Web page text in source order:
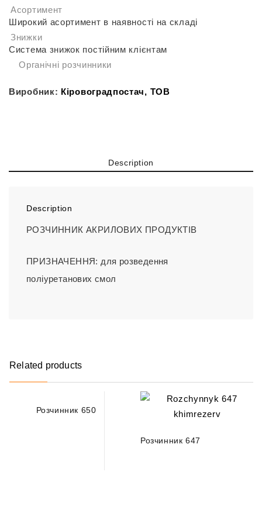
Асортимент
Широкий асортимент в наявності на складі
Знижки
Система знижок постійним клієнтам
Органічні розчинники
Виробник: Кіровоградпостач, ТОВ
Description
Description
РОЗЧИННИК АКРИЛОВИХ ПРОДУКТІВ
ПРИЗНАЧЕННЯ: для розведення
поліуретанових смол
Related products
Розчинник 650
Розчинник 647